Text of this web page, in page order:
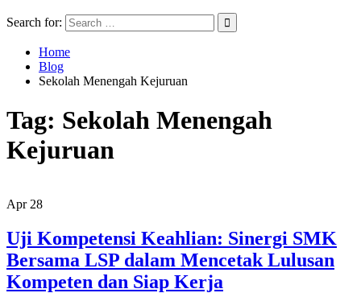
Search for:
Home
Blog
Sekolah Menengah Kejuruan
Tag: Sekolah Menengah
Kejuruan
Apr 28
Uji Kompetensi Keahlian: Sinergi SMK
Bersama LSP dalam Mencetak Lulusan
Kompeten dan Siap Kerja